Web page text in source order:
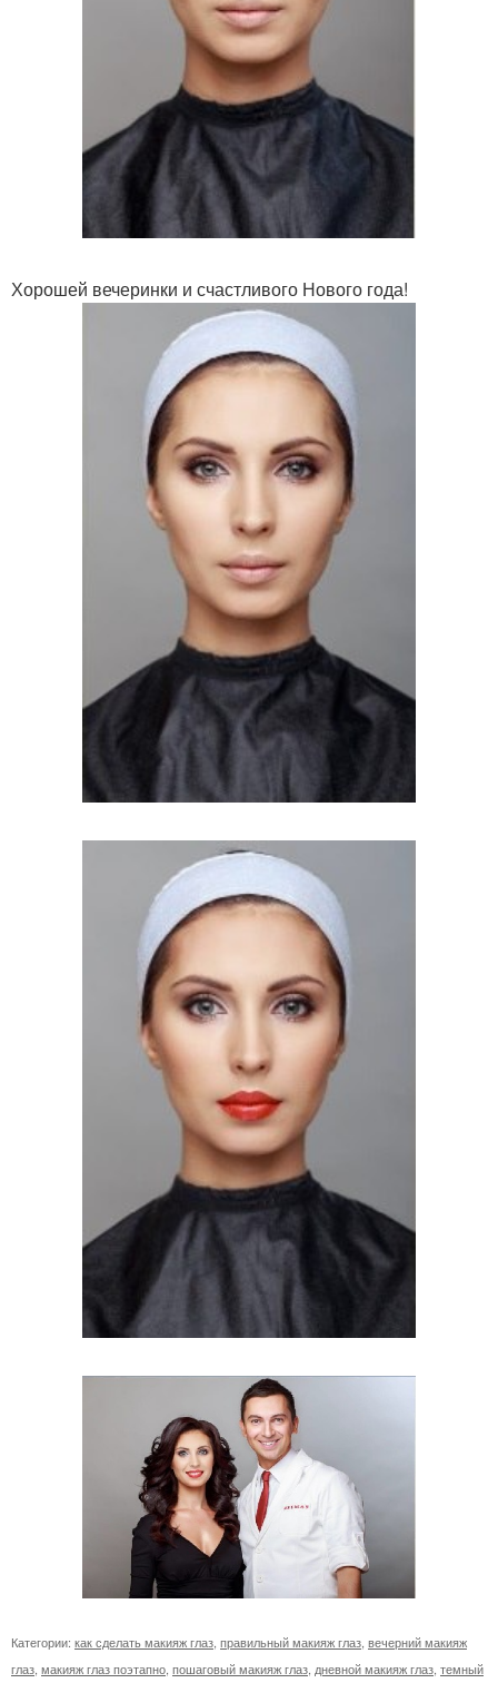
Хорошей вечеринки и счастливого Нового года!
Категории: как сделать макияж глаз правильный макияж глаз вечерний макияж
глаз макияж глаз поэтапно пошаговый макияж глаз дневной макияж глаз темный